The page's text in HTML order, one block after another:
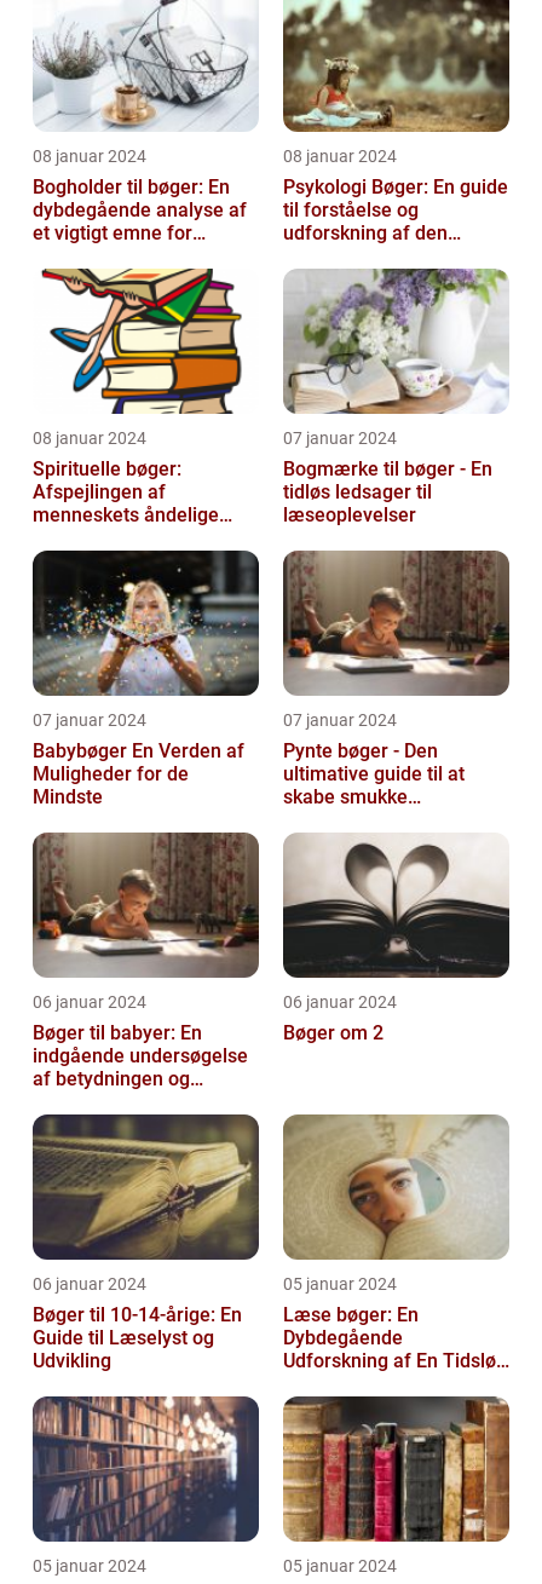
08 januar 2024
Bogholder til bøger: En
dybdegående analyse af
et vigtigt emne for
personer
08 januar 2024
Psykologi Bøger: En guide
til forståelse og
udforskning af den
08 januar 2024
Spirituelle bøger:
Afspejlingen af
menneskets åndelige
07 januar 2024
Bogmærke til bøger - En
tidløs ledsager til
læseoplevelser
07 januar 2024
Babybøger En Verden af
Muligheder for de
Mindste
07 januar 2024
Pynte bøger - Den
ultimative guide til at
skabe smukke
06 januar 2024
Bøger til babyer: En
indgående undersøgelse
af betydningen og
læsestof
06 januar 2024
Bøger om 2
06 januar 2024
Bøger til 10-14-årige: En
Guide til Læselyst og
Udvikling
05 januar 2024
Læse bøger: En
Dybdegående
Udforskning af En Tidsløs
05 januar 2024 05 januar 2024